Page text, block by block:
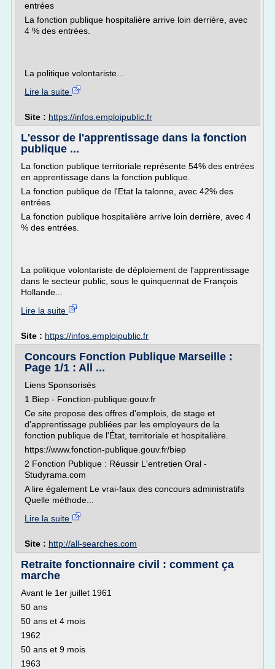
entrées
La fonction publique hospitalière arrive loin derrière, avec
4 % des entrées.
La politique volontariste...
Lire la suite
Site : https://infos.emploipublic.fr
L'essor de l'apprentissage dans la fonction
publique ...
La fonction publique territoriale représente 54% des entrées
en apprentissage dans la fonction publique.
La fonction publique de l'Etat la talonne, avec 42% des
entrées
La fonction publique hospitalière arrive loin derrière, avec 4
% des entrées.
La politique volontariste de déploiement de l'apprentissage
dans le secteur public, sous le quinquennat de François
Hollande...
Lire la suite
Site : https://infos.emploipublic.fr
Concours Fonction Publique Marseille :
Page 1/1 : All ...
Liens Sponsorisés
1 Biep - Fonction-publique.gouv.fr
Ce site propose des offres d'emplois, de stage et
d'apprentissage publiées par les employeurs de la
fonction publique de l'État, territoriale et hospitalière.
https://www.fonction-publique.gouv.fr/biep
2 Fonction Publique : Réussir L'entretien Oral -
Studyrama.com
A lire également Le vrai-faux des concours administratifs
Quelle méthode...
Lire la suite
Site : http://all-searches.com
Retraite fonctionnaire civil : comment ça
marche
Avant le 1er juillet 1961
50 ans
50 ans et 4 mois
1962
50 ans et 9 mois
1963